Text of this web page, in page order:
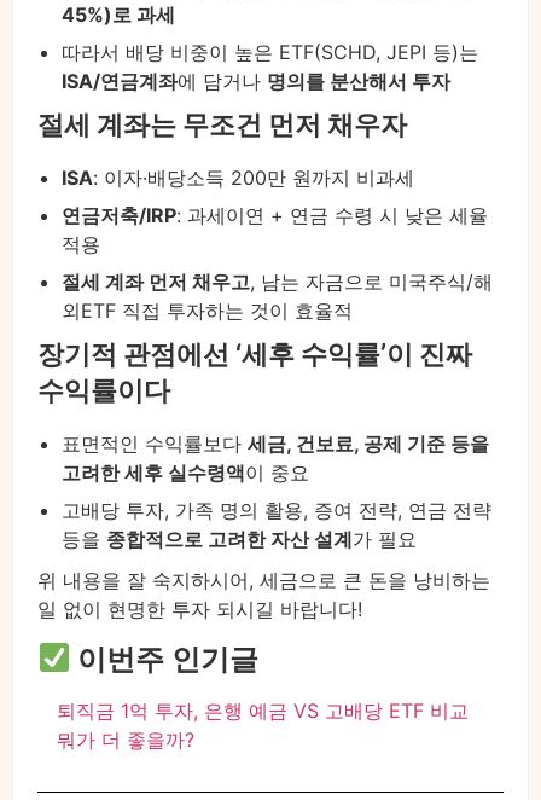
45%)로 과세
따라서 배당 비중이 높은 ETF(SCHD, JEPI 등)는
ISA/연금계좌에 담거나 명의를 분산해서 투자
절세 계좌는 무조건 먼저 채우자
ISA: 이자·배당소득 200만 원까지 비과세
연금저축/IRP: 과세이연 + 연금 수령 시 낮은 세율
적용
절세 계좌 먼저 채우고, 남는 자금으로 미국주식/해
외ETF 직접 투자하는 것이 효율적
장기적 관점에선 ‘세후 수익률’이 진짜
수익률이다
표면적인 수익률보다 세금, 건보료, 공제 기준 등을
고려한 세후 실수령액이 중요
고배당 투자, 가족 명의 활용, 증여 전략, 연금 전략
등을 종합적으로 고려한 자산 설계가 필요
위 내용을 잘 숙지하시어, 세금으로 큰 돈을 낭비하는
일 없이 현명한 투자 되시길 바랍니다!
이번주 인기글
퇴직금 1억 투자, 은행 예금 VS 고배당 ETF 비교
뭐가 더 좋을까?